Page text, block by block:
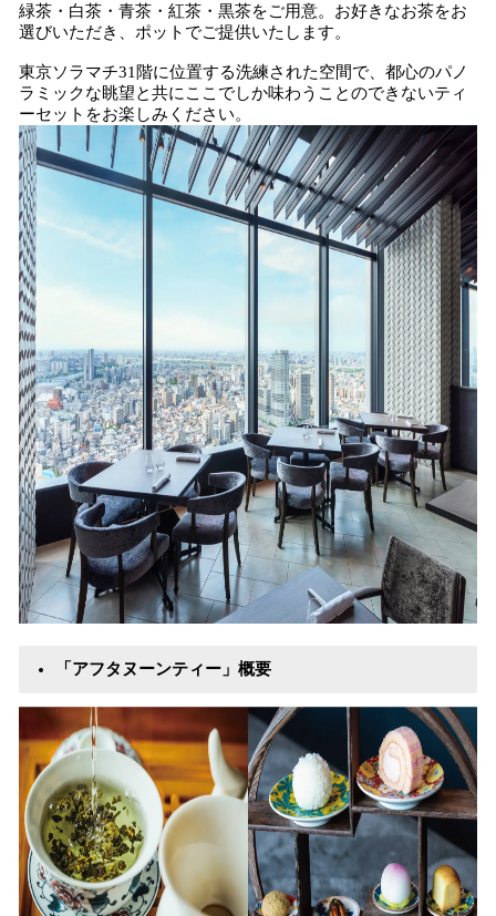
緑茶・白茶・青茶・紅茶・黒茶をご用意。お好きなお茶をお
選びいただき、ポットでご提供いたします。
東京ソラマチ31階に位置する洗練された空間で、都心のパノ
ラミックな眺望と共にここでしか味わうことのできないティ
ーセットをお楽しみください。
「アフタヌーンティー」概要